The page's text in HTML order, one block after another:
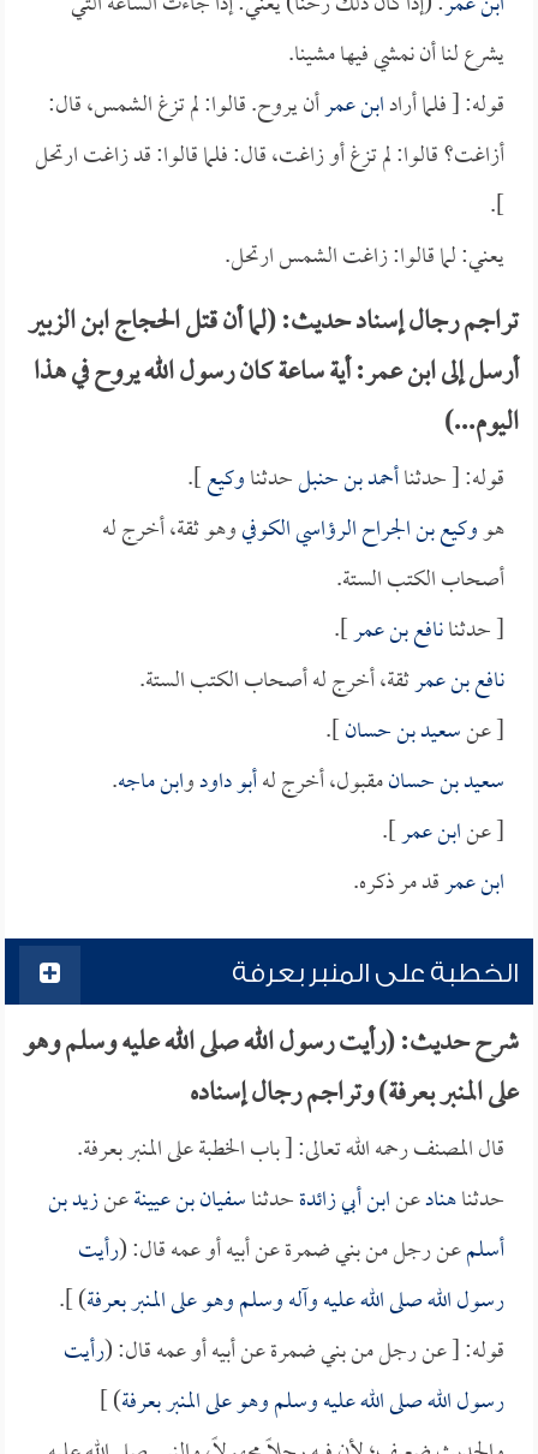
يشرع لنا أن نمشي فيها مشينا.
قوله: [ فلما أرادابن عمرأن يروح. قالوا: لم تزغ الشمس، قال:
أزاغت؟ قالوا: لم تزغ أو زاغت، قال: فلما قالوا: قد زاغت ارتحل
].
يعني: لما قالوا: زاغت الشمس ارتحل.
تراجم رجال إسناد حديث: (لما أن قتل الحجاج ابن الزبير
أرسل إلى ابن عمر: أية ساعة كان رسول الله يروح في هذا
اليوم...)
قوله: [ حدثناأحمد بن حنبلحدثناوكيع].
هووكيع بن الجراح الرؤاسي الكوفيوهو ثقة، أخرج له
أصحاب الكتب الستة.
[ حدثنانافع بن عمر].
نافع بن عمرثقة، أخرج له أصحاب الكتب الستة.
[ عنسعيد بن حسان].
سعيد بن حسانمقبول، أخرج لهأبو داودوابن ماجه.
[ عنابن عمر].
ابن عمرقد مر ذكره.
الخطبة على المنبر بعرفة
شرح حديث: (رأيت رسول الله صلى الله عليه وسلم وهو
على المنبر بعرفة) وتراجم رجال إسناده
قال المصنف رحمه الله تعالى: [ باب الخطبة على المنبر بعرفة.
حدثناهنادعنابن أبي زائدةحدثناسفيان بن عيينةعنزيد بن
أسلمعن رجل من بني ضمرة عن أبيه أو عمه قال: (رأيت
رسول الله صلى الله عليه وآله وسلم وهو على المنبر بعرفة) ].
قوله: [ عن رجل من بني ضمرة عن أبيه أو عمه قال: (رأيت
رسول الله صلى الله عليه وسلم وهو على المنبر بعرفة) ]